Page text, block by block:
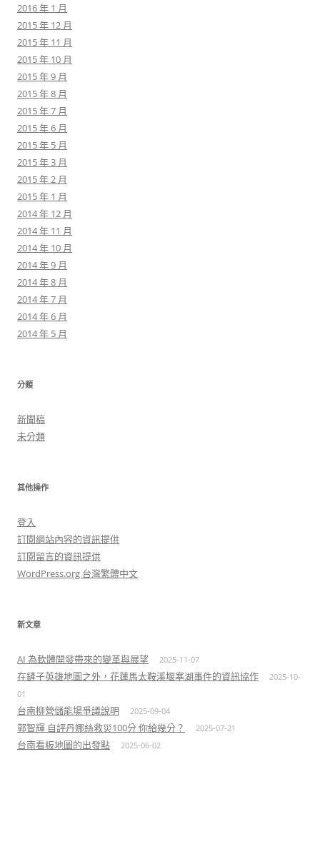
2016 年 1 月
2015 年 12 月
2015 年 11 月
2015 年 10 月
2015 年 9 月
2015 年 8 月
2015 年 7 月
2015 年 6 月
2015 年 5 月
2015 年 3 月
2015 年 2 月
2015 年 1 月
2014 年 12 月
2014 年 11 月
2014 年 10 月
2014 年 9 月
2014 年 8 月
2014 年 7 月
2014 年 6 月
2014 年 5 月
分類
新聞稿
未分類
其他操作
登入
訂閱網站內容的資訊提供
訂閱留言的資訊提供
WordPress.org 台灣繁體中文
新文章
AI 為軟體開發帶來的變革與展望 2025-11-07
在鏟子英雄地圖之外，花蓮馬太鞍溪堰塞湖事件的資訊協作
2025-10-
01
台南柳營儲能場爭議說明 2025-09-04
郭智輝 自評丹娜絲救災100分 你給幾分？ 2025-07-21
台南看板地圖的出發點 2025-06-02